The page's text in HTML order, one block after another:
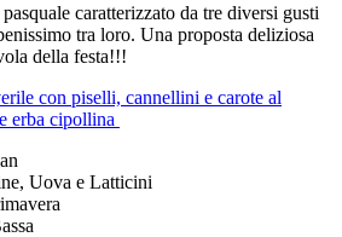
caratterizzato da tre diversi gusti
tra loro. Una proposta deliziosa
della festa!!!
con piselli, cannellini e carote al
erba cipollina
Uova e Latticini